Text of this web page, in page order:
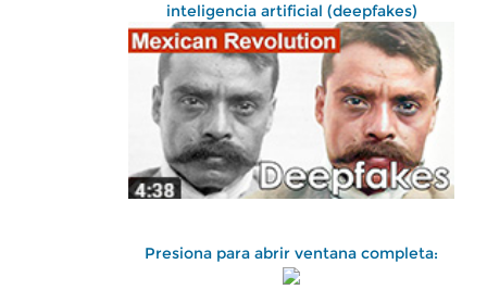
inteligencia artificial (deepfakes)
Presiona para abrir ventana completa: